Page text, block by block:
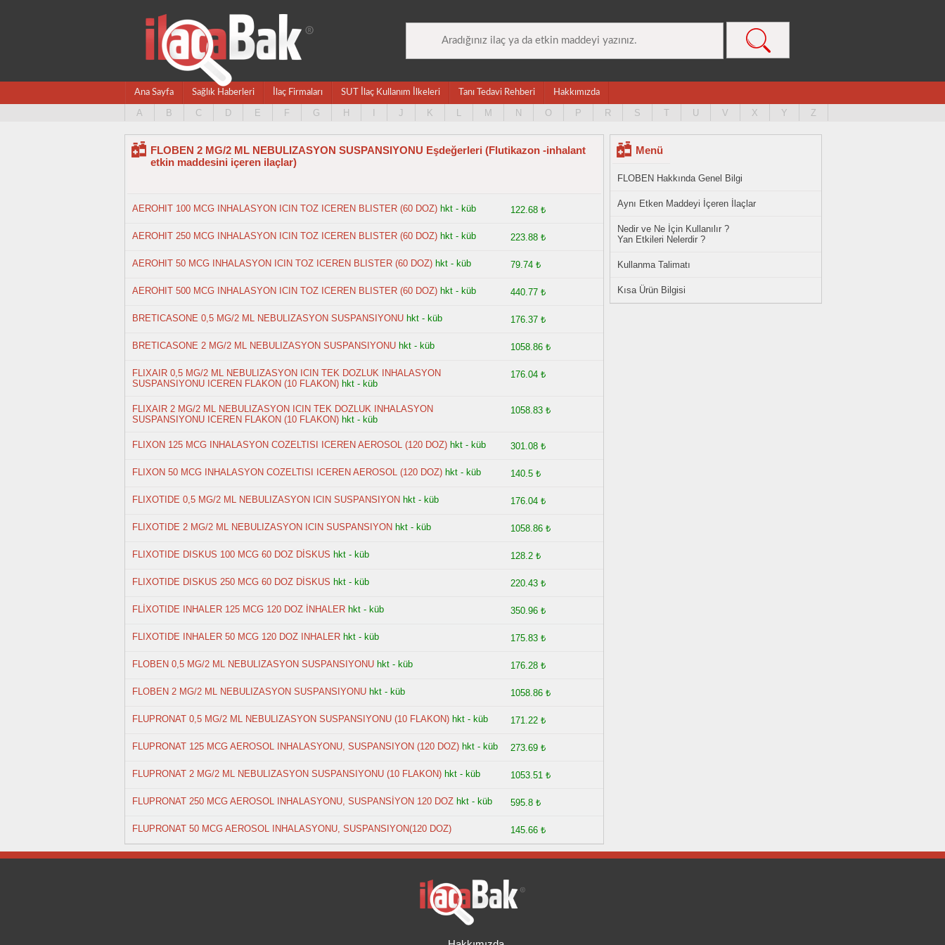
Ana Sayfa Sağlık Haberleri İlaç Firmaları SUT İlaç Kullanım İlkeleri Tanı Tedavi Rehberi Hakkımızda
A B C D E F G H J K L M N O P R S T U V X Y Z
FLOBEN 2 MG/2 ML NEBULIZASYON SUSPANSIYONU Eşdeğerleri (Flutikazon -inhalant
etkin maddesini içeren ilaçlar)
AEROHIT 100 MCG INHALASYON ICIN TOZ ICEREN BLISTER (60 DOZ) hkt - küb 122.68 ₺
AEROHIT 250 MCG INHALASYON ICIN TOZ ICEREN BLISTER (60 DOZ) hkt - küb 223.88 ₺
AEROHIT 50 MCG INHALASYON ICIN TOZ ICEREN BLISTER (60 DOZ) hkt - küb 79.74 ₺
AEROHIT 500 MCG INHALASYON ICIN TOZ ICEREN BLISTER (60 DOZ) hkt - küb 440.77 ₺
BRETICASONE 0,5 MG/2 ML NEBULIZASYON SUSPANSIYONU hkt - küb 176.37 ₺
BRETICASONE 2 MG/2 ML NEBULIZASYON SUSPANSIYONU hkt - küb 1058.86 ₺
FLIXAIR 0,5 MG/2 ML NEBULIZASYON ICIN TEK DOZLUK INHALASYON
SUSPANSIYONU ICEREN FLAKON (10 FLAKON) hkt - küb
176.04 ₺
FLIXAIR 2 MG/2 ML NEBULIZASYON ICIN TEK DOZLUK INHALASYON
SUSPANSIYONU ICEREN FLAKON (10 FLAKON) hkt - küb
1058.83 ₺
FLIXON 125 MCG INHALASYON COZELTISI ICEREN AEROSOL (120 DOZ) hkt - küb 301.08 ₺
FLIXON 50 MCG INHALASYON COZELTISI ICEREN AEROSOL (120 DOZ) hkt - küb 140.5 ₺
FLIXOTIDE 0,5 MG/2 ML NEBULIZASYON ICIN SUSPANSIYON hkt - küb 176.04 ₺
FLIXOTIDE 2 MG/2 ML NEBULIZASYON ICIN SUSPANSIYON hkt - küb 1058.86 ₺
FLIXOTIDE DISKUS 100 MCG 60 DOZ DİSKUS hkt - küb 128.2 ₺
FLIXOTIDE DISKUS 250 MCG 60 DOZ DİSKUS hkt - küb 220.43 ₺
FLİXOTIDE INHALER 125 MCG 120 DOZ İNHALER hkt - küb 350.96 ₺
FLIXOTIDE INHALER 50 MCG 120 DOZ INHALER hkt - küb 175.83 ₺
FLOBEN 0,5 MG/2 ML NEBULIZASYON SUSPANSIYONU hkt - küb 176.28 ₺
FLOBEN 2 MG/2 ML NEBULIZASYON SUSPANSIYONU hkt - küb 1058.86 ₺
FLUPRONAT 0,5 MG/2 ML NEBULIZASYON SUSPANSIYONU (10 FLAKON) hkt - küb 171.22 ₺
FLUPRONAT 125 MCG AEROSOL INHALASYONU, SUSPANSIYON (120 DOZ) hkt - küb 273.69 ₺
FLUPRONAT 2 MG/2 ML NEBULIZASYON SUSPANSIYONU (10 FLAKON) hkt - küb 1053.51 ₺
FLUPRONAT 250 MCG AEROSOL INHALASYONU, SUSPANSİYON 120 DOZ hkt - küb 595.8 ₺
FLUPRONAT 50 MCG AEROSOL INHALASYONU, SUSPANSIYON(120 DOZ) 145.66 ₺
Menü
FLOBEN Hakkında Genel Bilgi
Aynı Etken Maddeyi İçeren İlaçlar
Nedir ve Ne İçin Kullanılır ?
Yan Etkileri Nelerdir ?
Kullanma Talimatı
Kısa Ürün Bilgisi